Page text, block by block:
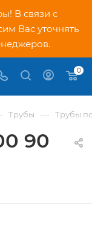
В связи с
Вас уточнять
0
Трубы — Трубы
90